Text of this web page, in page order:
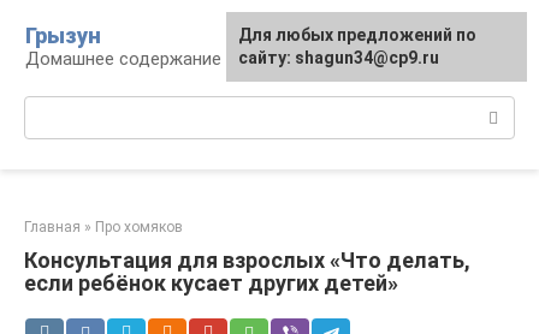
контенту
Грызун
Домашнее содержание грызунов
Главная » Про хомяков
Консультация для взрослых «Что делать,
если ребёнок кусает других детей»
Для любых предложений по
сайту: shagun34@cp9.ru